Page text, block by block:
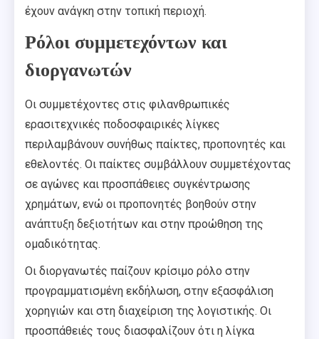
έχουν ανάγκη στην τοπική περιοχή.
Ρόλοι συμμετεχόντων και
διοργανωτών
Οι συμμετέχοντες στις φιλανθρωπικές
ερασιτεχνικές ποδοσφαιρικές λίγκες
περιλαμβάνουν συνήθως παίκτες, προπονητές και
εθελοντές. Οι παίκτες συμβάλλουν συμμετέχοντας
σε αγώνες και προσπάθειες συγκέντρωσης
χρημάτων, ενώ οι προπονητές βοηθούν στην
ανάπτυξη δεξιοτήτων και στην προώθηση της
ομαδικότητας.
Οι διοργανωτές παίζουν κρίσιμο ρόλο στην
προγραμματισμένη εκδήλωση, στην εξασφάλιση
χορηγιών και στη διαχείριση της λογιστικής. Οι
προσπάθειές τους διασφαλίζουν ότι η λίγκα